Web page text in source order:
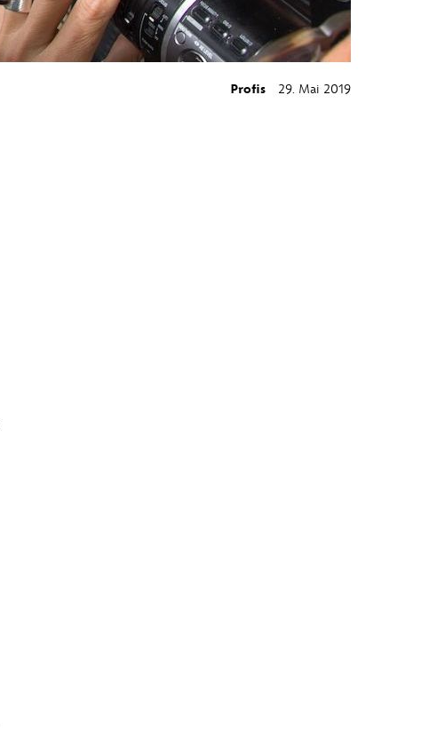
Profis 29. Mai 2019